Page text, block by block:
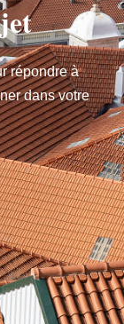
répondre à
dans votre